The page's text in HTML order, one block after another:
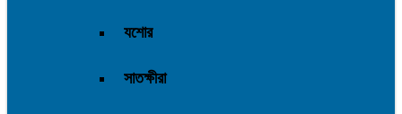
যশোর
সাতক্ষীরা